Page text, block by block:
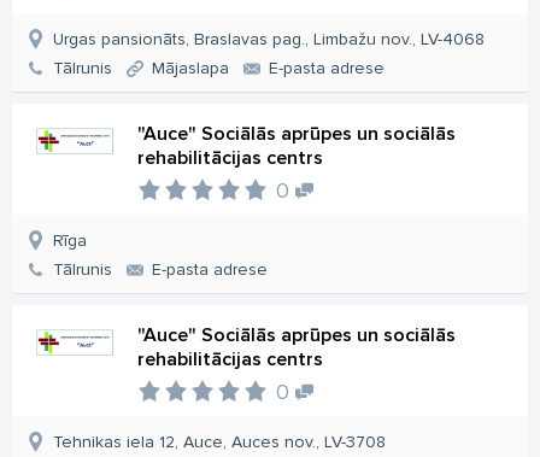
Urgas pansionāts, Braslavas pag., Limbažu nov., LV-4068
Tālrunis
Mājaslapa E-pasta adrese
"Auce" Sociālās aprūpes un sociālās
rehabilitācijas centrs
0
Rīga
Tālrunis
E-pasta adrese
"Auce" Sociālās aprūpes un sociālās
rehabilitācijas centrs
0
Tehnikas iela 12, Auce, Auces nov., LV-3708